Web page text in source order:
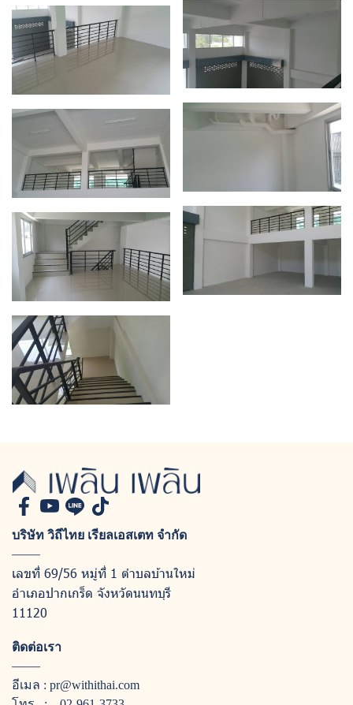
บริษัท วิถีไทย เรียลเอสเตท จำกัด
เลขที่ 69/56 หมู่ที่ 1 ตำบลบ้านใหม่
อำเภอปากเกร็ด จังหวัดนนทบุรี
11120
ติดต่อเรา
อีเมล : pr@withithai.com